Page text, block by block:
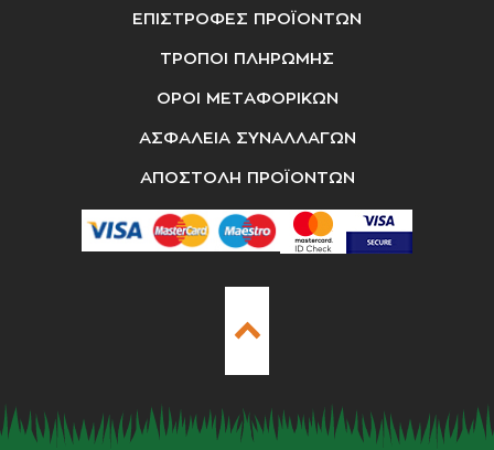
ΕΠΙΣΤΡΟΦΕΣ ΠΡΟΪΟΝΤΩΝ
ΤΡΟΠΟΙ ΠΛΗΡΩΜΗΣ
ΟΡΟΙ ΜΕΤΑΦΟΡΙΚΩΝ
ΑΣΦΑΛΕΙΑ ΣΥΝΑΛΛΑΓΩΝ
ΑΠΟΣΤΟΛΗ ΠΡΟΪΟΝΤΩΝ